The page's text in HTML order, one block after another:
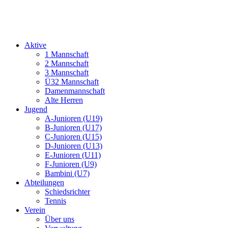
Aktive
1 Mannschaft
2 Mannschaft
3 Mannschaft
Ü32 Mannschaft
Damenmannschaft
Alte Herren
Jugend
A-Junioren (U19)
B-Junioren (U17)
C-Junioren (U15)
D-Junioren (U13)
E-Junioren (U11)
F-Junioren (U9)
Bambini (U7)
Abteilungen
Schiedsrichter
Tennis
Verein
Über uns